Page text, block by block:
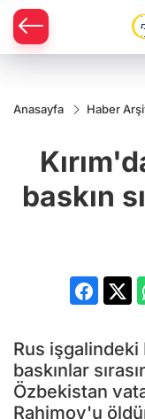
Anasayfa Haber
baskın
Rus işgalindeki
baskınlar
Özbekistan
Rahimov'u